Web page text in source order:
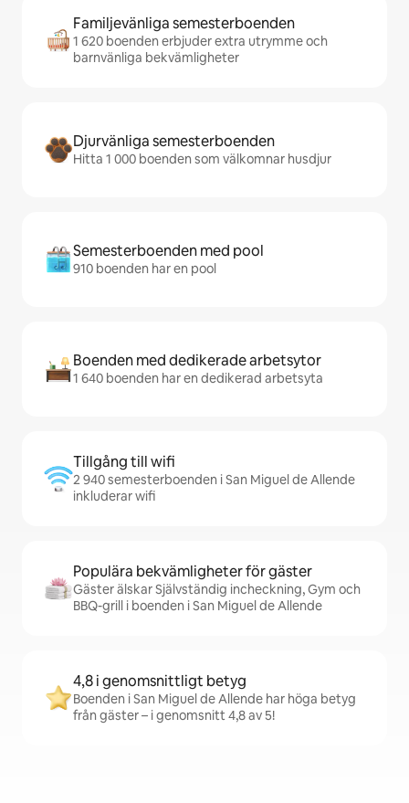
Familjevänliga semesterboenden
1 620 boenden erbjuder extra utrymme och
barnvänliga bekvämligheter
Djurvänliga semesterboenden
Hitta 1 000 boenden som välkomnar husdjur
Semesterboenden med pool
910 boenden har en pool
Boenden med dedikerade arbetsytor
1 640 boenden har en dedikerad arbetsyta
Tillgång till wifi
2 940 semesterboenden i San Miguel de Allende
inkluderar wifi
Populära bekvämligheter för gäster
Gäster älskar Självständig incheckning, Gym och
BBQ-grill i boenden i San Miguel de Allende
4,8 i genomsnittligt betyg
Boenden i San Miguel de Allende har höga betyg
från gäster – i genomsnitt 4,8 av 5!